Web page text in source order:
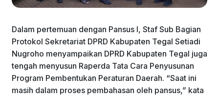
Dalam pertemuan dengan Pansus I, Staf Sub Bagian
Protokol Sekretariat DPRD Kabupaten Tegal Setiadi
Nugroho menyampaikan DPRD Kabupaten Tegal juga
tengah menyusun Raperda Tata Cara Penyusunan
Program Pembentukan Peraturan Daerah. “Saat ini
masih dalam proses pembahasan oleh pansus,” kata